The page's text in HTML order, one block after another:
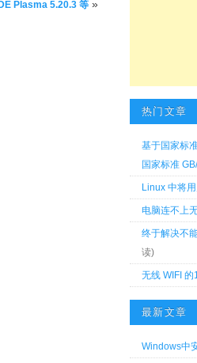
Plasma 5.20.3 等 »
热门文章
基于国家标
国家标准
Linux 中将
电脑连不上
终于解决不
读)
无线 WIFI
最新文章
Windows中